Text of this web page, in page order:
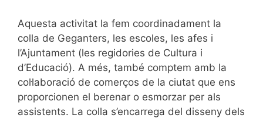
Aquesta activitat la fem coordinadament la
colla de Geganters, les escoles, les afes i
l’Ajuntament (les regidories de Cultura i
d’Educació). A més, també comptem amb la
col·laboració de comerços de la ciutat que ens
proporcionen el berenar o esmorzar per als
assistents. La colla s’encarrega del disseny dels